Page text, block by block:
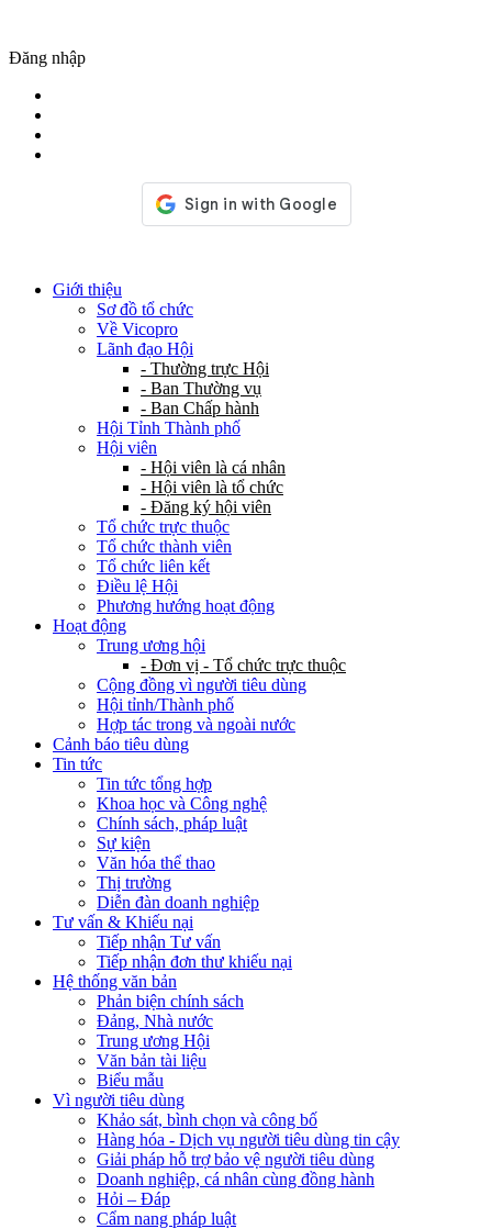
Đăng nhập
Giới thiệu
Sơ đồ tổ chức
Về Vicopro
Lãnh đạo Hội
- Thường trực Hội
- Ban Thường vụ
- Ban Chấp hành
Hội Tỉnh Thành phố
Hội viên
- Hội viên là cá nhân
- Hội viên là tổ chức
- Đăng ký hội viên
Tổ chức trực thuộc
Tổ chức thành viên
Tổ chức liên kết
Điều lệ Hội
Phương hướng hoạt động
Hoạt động
Trung ương hội
- Đơn vị - Tổ chức trực thuộc
Cộng đồng vì người tiêu dùng
Hội tỉnh/Thành phố
Hợp tác trong và ngoài nước
Cảnh báo tiêu dùng
Tin tức
Tin tức tổng hợp
Khoa học và Công nghệ
Chính sách, pháp luật
Sự kiện
Văn hóa thể thao
Thị trường
Diễn đàn doanh nghiệp
Tư vấn & Khiếu nại
Tiếp nhận Tư vấn
Tiếp nhận đơn thư khiếu nại
Hệ thống văn bản
Phản biện chính sách
Đảng, Nhà nước
Trung ương Hội
Văn bản tài liệu
Biểu mẫu
Vì người tiêu dùng
Khảo sát, bình chọn và công bố
Hàng hóa - Dịch vụ người tiêu dùng tin cậy
Giải pháp hỗ trợ bảo vệ người tiêu dùng
Doanh nghiệp, cá nhân cùng đồng hành
Hỏi – Đáp
Cẩm nang pháp luật